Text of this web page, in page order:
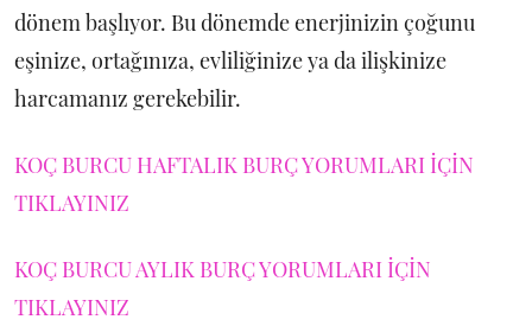
dönem başlıyor. Bu dönemde enerjinizin çoğunu
eşinize, ortağınıza, evliliğinize ya da ilişkinize
harcamanız gerekebilir.
KOÇ BURCU HAFTALIK BURÇ YORUMLARI İÇİN
TIKLAYINIZ
KOÇ BURCU AYLIK BURÇ YORUMLARI İÇİN
TIKLAYINIZ